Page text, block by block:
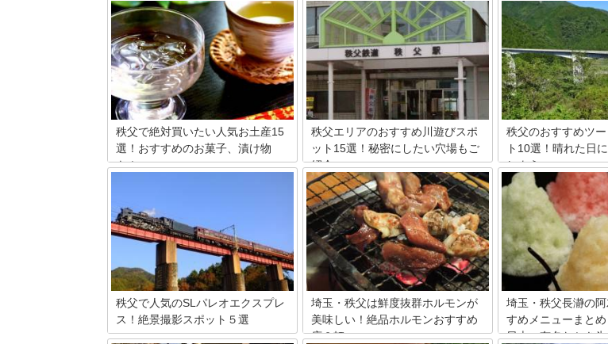
秩父で絶対買いたい人気お土産15
選！おすすめのお菓子、漬け物
も！
などで知られる秩父を訪れた際にお土産
選びに迷わないように、珠玉の名産品を
多数ご紹介。秩父の菓子店は老舗が多
く、古くからあるお菓子、また時代に合
わせて新たに作られたお菓子、両方あり
ます。どちらがお好みでしょうか。
秩父エリアのおすすめ川遊びスポ
ット15選！秘密にしたい穴場もご
紹介
秩父エリアで川遊びが楽しめるスポット
を案内します。埼玉県の秩父エリアは自
然に囲まれ、荒川とその支流が多数織り
なす川遊びスポット。秩父駅を中心に
西、東、北、そして奥秩父といろいろな
ところで川遊びが楽しめます。今回はそ
の中でもおすすめの場所ばかりを15か所
厳選しました。
秩父のおすすめツ
ト10選！晴れた日
しよう
埼玉県の人気観光地「
然が広がる秩父は、ツ
めの観光スポットや施
あります。これからツ
訪れやすいように、選
スポットで人気の理由
トをご紹介いたします
秩父で人気のSLパレオエクスプレ
ス！絶景撮影スポット５選
埼玉県の熊谷からSLパレオプレスに乗車
埼玉・秩父は鮮度抜群ホルモンが
美味しい！絶品ホルモンおすすめ
店３軒
埼玉・秩父長瀞の
すめメニューまと
日本一有名なかき氷